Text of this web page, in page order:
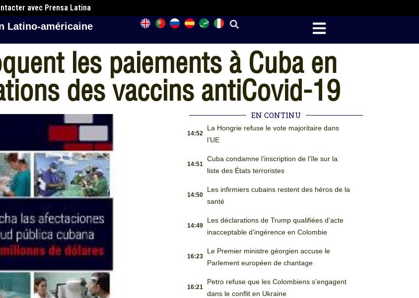
avec Prensa Latina
Latino-américaine
les paiements à Cuba en
des vaccins antiCovid-19
EN CONTINU
14:52
La Hongrie refuse le vote majoritaire dans
l’UE
14:51
Cuba condamne l’inscription de l’île sur la
liste des États terroristes
14:50
Les infirmiers cubains restent des héros de la
santé
14:49
Les déclarations de Trump qualifiées d’acte
inacceptable d’ingérence en Colombie
16:23
Le Premier ministre géorgien accuse le
Parlement européen de chantage
16:21
Petro refuse que les Colombiens s’engagent
dans le conflit en Ukraine